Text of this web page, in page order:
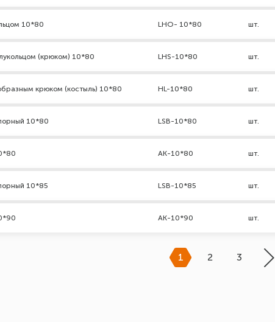
10*80 LHO- 10*80 шт.
(крюком) 10*80 LHS-10*80 шт.
крюком (костыль) 10*80 HL-10*80 шт.
10*80 LSB-10*80 шт.
АК-10*80 шт.
10*85 LSB-10*85 шт.
АК-10*90 шт.
1 2 3